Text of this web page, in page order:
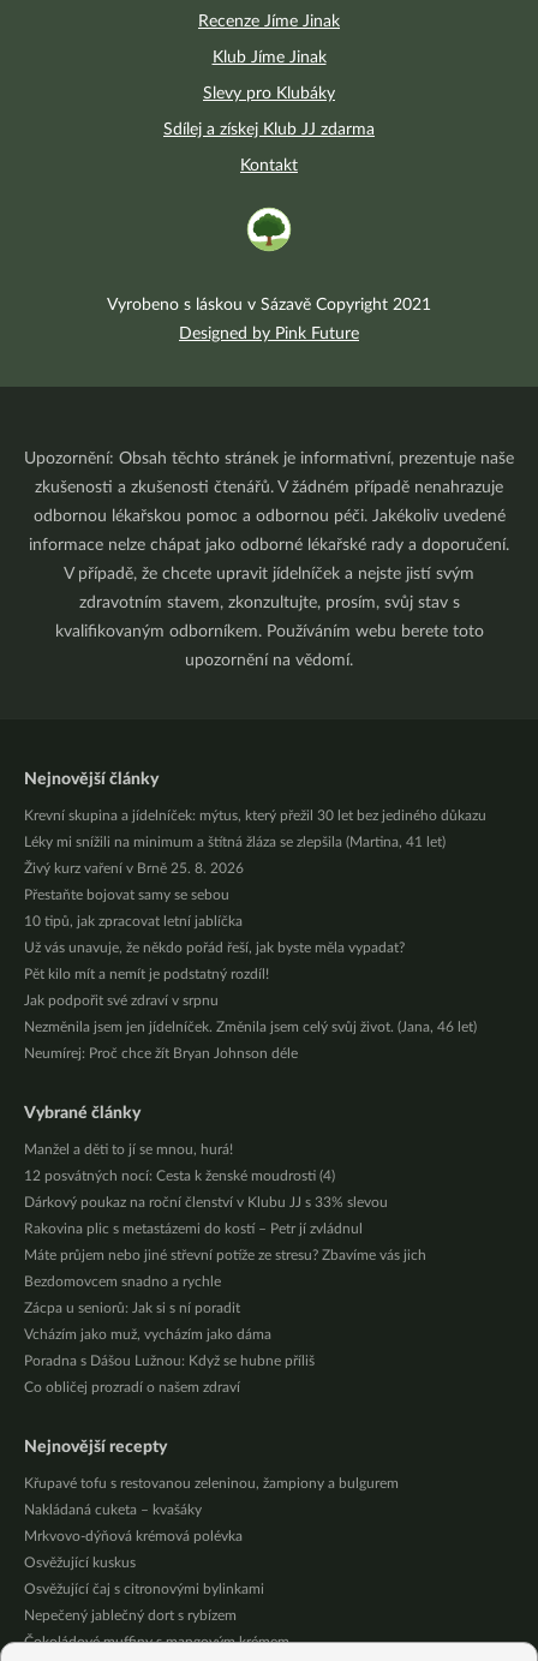
Recenze Jíme Jinak
Klub Jíme Jinak
Slevy pro Klubáky
Sdílej a získej Klub JJ zdarma
Kontakt
Vyrobeno s láskou v Sázavě Copyright 2021
Designed by Pink Future
Upozornění: Obsah těchto stránek je informativní, prezentuje naše
zkušenosti a zkušenosti čtenářů. V žádném případě nenahrazuje
odbornou lékařskou pomoc a odbornou péči. Jakékoliv uvedené
informace nelze chápat jako odborné lékařské rady a doporučení.
V případě, že chcete upravit jídelníček a nejste jistí svým
zdravotním stavem, zkonzultujte, prosím, svůj stav s
kvalifikovaným odborníkem. Používáním webu berete toto
upozornění na vědomí.
Nejnovější články
Krevní skupina a jídelníček: mýtus, který přežil 30 let bez jediného důkazu
Léky mi snížili na minimum a štítná žláza se zlepšila (Martina, 41 let)
Živý kurz vaření v Brně 25. 8. 2026
Přestaňte bojovat samy se sebou
10 tipů, jak zpracovat letní jablíčka
Už vás unavuje, že někdo pořád řeší, jak byste měla vypadat?
Pět kilo mít a nemít je podstatný rozdíl!
Jak podpořit své zdraví v srpnu
Nezměnila jsem jen jídelníček. Změnila jsem celý svůj život. (Jana, 46 let)
Neumírej: Proč chce žít Bryan Johnson déle
Vybrané články
Manžel a děti to jí se mnou, hurá!
12 posvátných nocí: Cesta k ženské moudrosti (4)
Dárkový poukaz na roční členství v Klubu JJ s 33% slevou
Rakovina plic s metastázemi do kostí – Petr jí zvládnul
Máte průjem nebo jiné střevní potíže ze stresu? Zbavíme vás jich
Bezdomovcem snadno a rychle
Zácpa u seniorů: Jak si s ní poradit
Vcházím jako muž, vycházím jako dáma
Poradna s Dášou Lužnou: Když se hubne příliš
Co obličej prozradí o našem zdraví
Nejnovější recepty
Křupavé tofu s restovanou zeleninou, žampiony a bulgurem
Nakládaná cuketa – kvašáky
Mrkvovo-dýňová krémová polévka
Osvěžující kuskus
Osvěžující čaj s citronovými bylinkami
Nepečený jablečný dort s rybízem
Čokoládové muffiny s mangovým krémem